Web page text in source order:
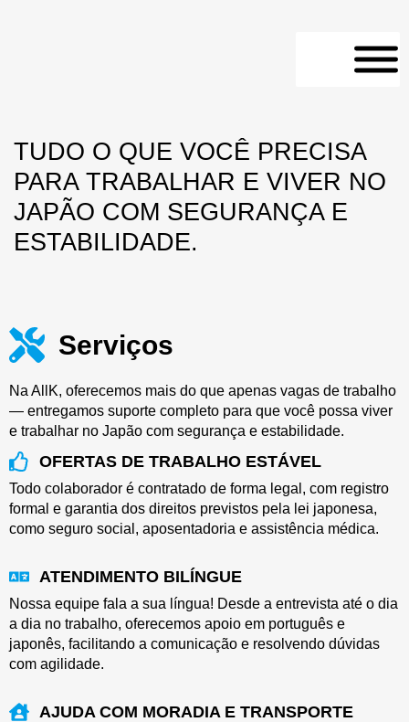
TUDO O QUE VOCÊ PRECISA
PARA TRABALHAR E VIVER NO
JAPÃO COM SEGURANÇA E
ESTABILIDADE.
Serviços
Na AllK, oferecemos mais do que apenas vagas de trabalho
— entregamos suporte completo para que você possa viver
e trabalhar no Japão com segurança e estabilidade.
OFERTAS DE TRABALHO ESTÁVEL
Todo colaborador é contratado de forma legal, com registro
formal e garantia dos direitos previstos pela lei japonesa,
como seguro social, aposentadoria e assistência médica.
ATENDIMENTO BILÍNGUE
Nossa equipe fala a sua língua! Desde a entrevista até o dia
a dia no trabalho, oferecemos apoio em português e
japonês, facilitando a comunicação e resolvendo dúvidas
com agilidade.
AJUDA COM MORADIA E TRANSPORTE